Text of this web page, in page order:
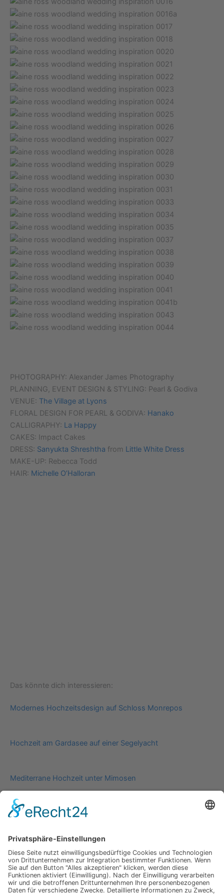
PHOTOGRAPHY: Alexander James Photography
PLANNING, EVENT DESIGN & STYLING: Pearl & Godiva
VENUE: The Village at Lyons
FLORAL DESIGN FOR PEARL & GODIVA: Hanako
CALLIGRAPHY: La Happy
CAKES: Impact Cakes
DRESS: Sanyukta Shreshtha from Little White Dress
MAKE-UP: Rebecca Todd
HAIR: Michelle O’Halloran
Das könnte dich interessieren:
Modernes Hochzeitsdesign auf Schloss Monrepos
Hochzeit am Gardasee auf einer Segelyacht
Mediterrane Hochzeit unter Mimosen
Impressum
About
Einsendung
AGB
Datenschutzerklärung